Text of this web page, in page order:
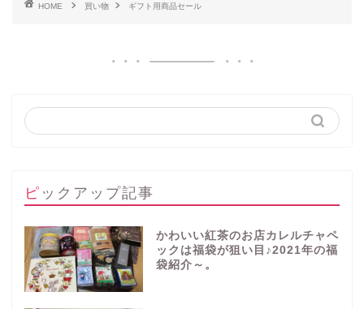
HOME 買い物 ギフト用商品セール
ピックアップ記事
かわいい紅茶のお店カレルチャペ
ックは福袋が狙い目♪2021年の福
袋紹介～。